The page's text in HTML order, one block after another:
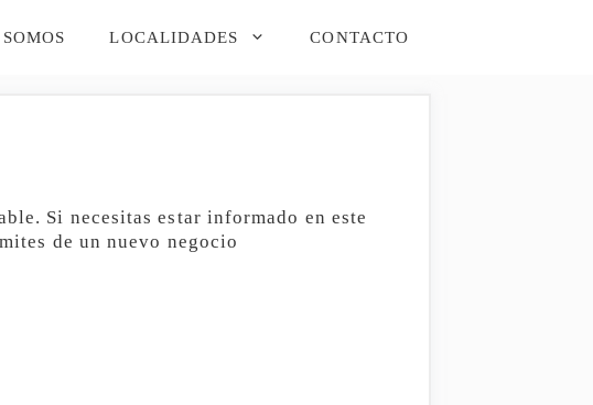
LOCALIDADES CONTACTO
Si necesitas estar informado en este
de un nuevo negocio